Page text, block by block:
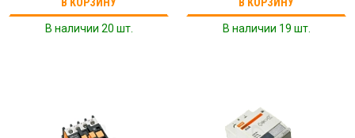
В наличии 20 шт. В наличии 19 шт.